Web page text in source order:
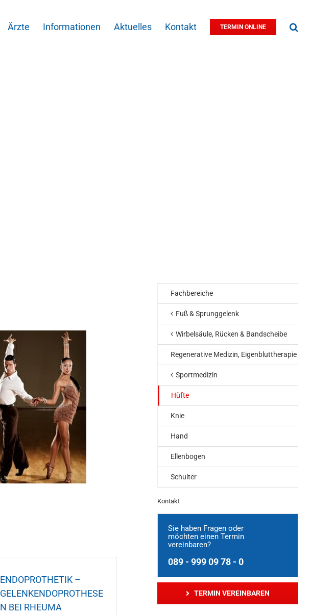
Ärzte Informationen Aktuelles Kontakt TERMIN ONLINE
ENDOPROTHETIK –
GELENKENDOPROTHESE
N BEI RHEUMA
Fachbereiche
Fuß & Sprunggelenk
Wirbelsäule, Rücken & Bandscheibe
Regenerative Medizin, Eigenbluttherapie
Sportmedizin
Hüfte
Knie
Hand
Ellenbogen
Schulter
Kontakt
Sie haben Fragen oder
möchten einen Termin
vereinbaren?
089 - 999 09 78 - 0
TERMIN VEREINBAREN